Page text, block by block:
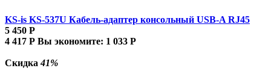
KS-is KS-537U Кабель-адаптер консольный USB-A RJ45
5 450 Р
4 417 Р Вы экономите: 1 033 Р
Скидка41%